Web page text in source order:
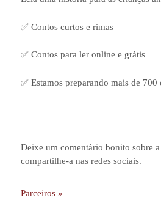
✅ Contos curtos e rimas
✅ Contos para ler online e grátis
✅ Estamos preparando mais de
Deixe um comentário bonito sobre
compartilhe-a nas redes sociais.
Parceiros »